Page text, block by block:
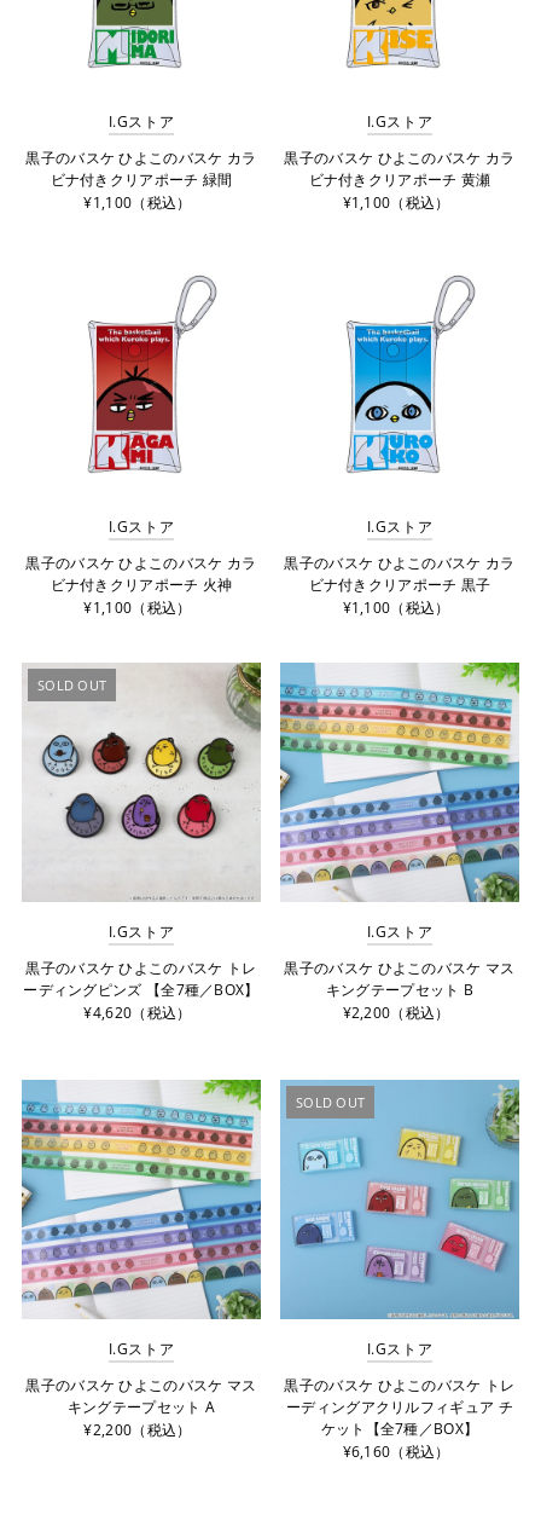
I.Gストア
黒子のバスケ ひよこのバスケ カラ
ビナ付きクリアポーチ 緑間
¥1,100（税込）
I.Gストア
黒子のバスケ ひよこのバスケ カラ
ビナ付きクリアポーチ 黄瀬
¥1,100（税込）
I.Gストア
黒子のバスケ ひよこのバスケ カラ
ビナ付きクリアポーチ 火神
¥1,100（税込）
I.Gストア
黒子のバスケ ひよこのバスケ カラ
ビナ付きクリアポーチ 黒子
¥1,100（税込）
SOLD OUT
I.Gストア
黒子のバスケ ひよこのバスケ トレ
ーディングピンズ 【全7種／BOX】
¥4,620（税込）
I.Gストア
黒子のバスケ ひよこのバスケ マス
キングテープセット B
¥2,200（税込）
I.Gストア
黒子のバスケ ひよこのバスケ マス
キングテープセット A
¥2,200（税込）
SOLD OUT
I.Gストア
黒子のバスケ ひよこのバスケ トレ
ーディングアクリルフィギュア チ
ケット【全7種／BOX】
¥6,160（税込）